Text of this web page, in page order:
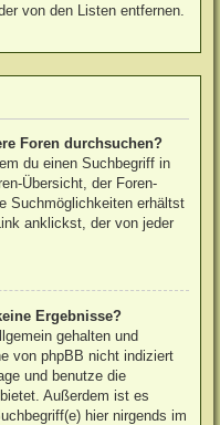
von den Listen entfernen.
Foren durchsuchen?
du einen Suchbegriff in
Übersicht, der Foren-
Suchmöglichkeiten erhältst
anklickst, der von jeder
Ergebnisse?
gehalten und
von phpBB nicht indiziert
und benutze die
Außerdem ist es
hier nirgends im